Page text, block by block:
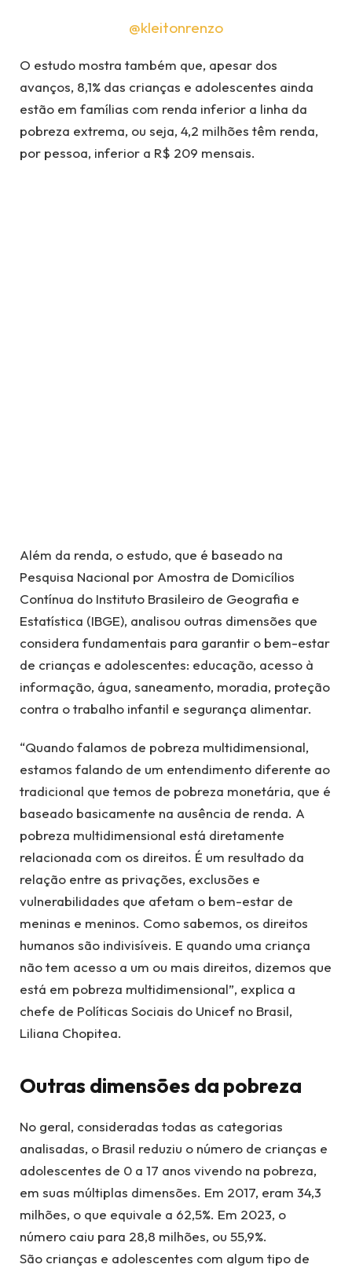
@kleitonrenzo
O estudo mostra também que, apesar dos
avanços, 8,1% das crianças e adolescentes ainda
estão em famílias com renda inferior a linha da
pobreza extrema, ou seja, 4,2 milhões têm renda,
por pessoa, inferior a R$ 209 mensais.
Além da renda, o estudo, que é baseado na
Pesquisa Nacional por Amostra de Domicílios
Contínua do Instituto Brasileiro de Geografia e
Estatística (IBGE), analisou outras dimensões que
considera fundamentais para garantir o bem-estar
de crianças e adolescentes: educação, acesso à
informação, água, saneamento, moradia, proteção
contra o trabalho infantil e segurança alimentar.
“Quando falamos de pobreza multidimensional,
estamos falando de um entendimento diferente ao
tradicional que temos de pobreza monetária, que é
baseado basicamente na ausência de renda. A
pobreza multidimensional está diretamente
relacionada com os direitos. É um resultado da
relação entre as privações, exclusões e
vulnerabilidades que afetam o bem-estar de
meninas e meninos. Como sabemos, os direitos
humanos são indivisíveis. E quando uma criança
não tem acesso a um ou mais direitos, dizemos que
está em pobreza multidimensional”, explica a
chefe de Políticas Sociais do Unicef no Brasil,
Liliana Chopitea.
Outras dimensões da pobreza
No geral, consideradas todas as categorias
analisadas, o Brasil reduziu o número de crianças e
adolescentes de 0 a 17 anos vivendo na pobreza,
em suas múltiplas dimensões. Em 2017, eram 34,3
milhões, o que equivale a 62,5%. Em 2023, o
número caiu para 28,8 milhões, ou 55,9%.
São crianças e adolescentes com algum tipo de